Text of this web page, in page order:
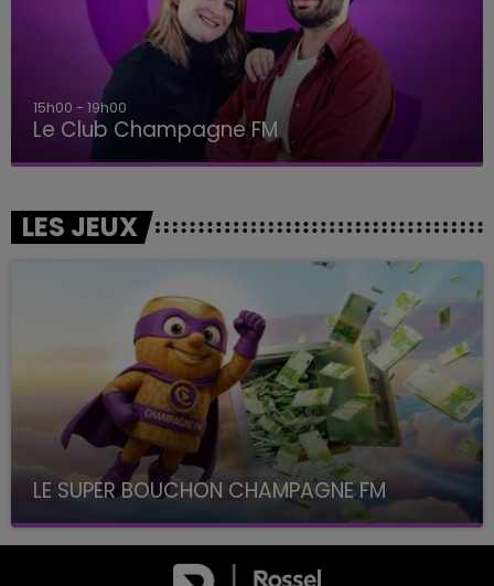
15h00 - 19h00
Le Club Champagne FM
LES JEUX
LE SUPER BOUCHON CHAMPAGNE FM
avec La Famille Champagne FM, à 8H10